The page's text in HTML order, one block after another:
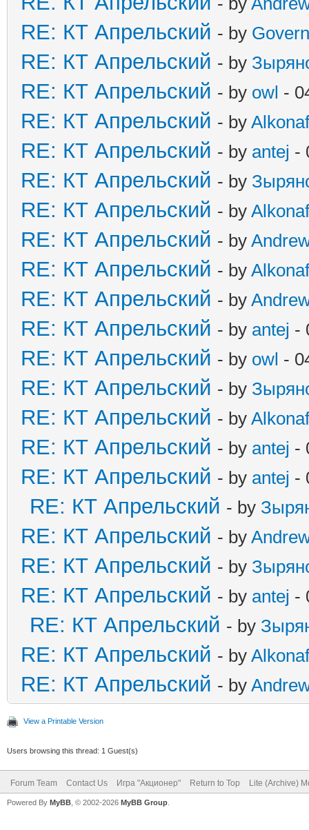
RE: КТ Апрельский - by
RE: КТ Апрельский - by
RE: КТ Апрельский - by owl -
RE: КТ Апрельский - by
RE: КТ Апрельский - by antej -
RE: КТ Апрельский - by
RE: КТ Апрельский - by
RE: КТ Апрельский - by
RE: КТ Апрельский - by
RE: КТ Апрельский - by
RE: КТ Апрельский - by antej -
RE: КТ Апрельский - by owl -
RE: КТ Апрельский - by
RE: КТ Апрельский - by
RE: КТ Апрельский - by antej -
RE: КТ Апрельский - by antej -
RE: КТ Апрельский - by
RE: КТ Апрельский - by
RE: КТ Апрельский - by
RE: КТ Апрельский - by antej -
RE: КТ Апрельский - by
RE: КТ Апрельский - by
RE: КТ Апрельский - by
View a Printable Version
Users browsing this thread: 1 Guest(s)
Forum Team Contact Us Игра "Акционер" Return to Top Lite (Archive)
Powered By MyBB , © 2002-2026 MyBB Group